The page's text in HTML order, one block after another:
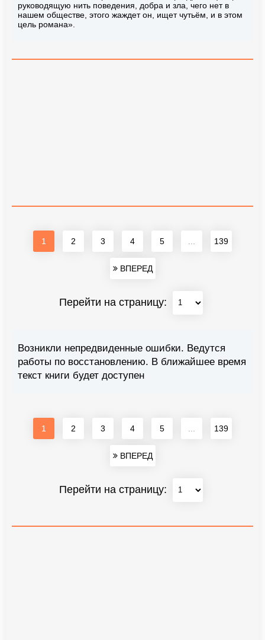
руководящую нить поведения, добра и зла, чего нет в
нашем обществе, этого жаждет он, ищет чутьём, и в этом
цель романа».
1 2 3 4 5 139
ВПЕРЕД
Перейти на страницу:
Возникли непредвиденные ошибки. Ведутся
работы по восстановлению. В ближайшее время
текст книги будет доступен
1 2 3 4 5 139
ВПЕРЕД
Перейти на страницу: